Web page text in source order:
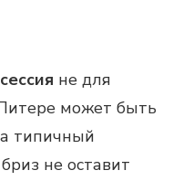
не для
может быть
типичный
не оставит